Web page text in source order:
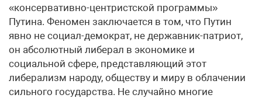
«консервативно-центристской программы»
Путина. Феномен заключается в том, что Путин
явно не социал-демократ, не державник-патриот,
он абсолютный либерал в экономике и
социальной сфере, представляющий этот
либерализм народу, обществу и миру в облачении
сильного государства. Не случайно многие